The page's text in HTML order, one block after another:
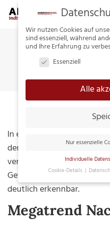
GRÜNES
ANLEGEN
Home Merkurist Grünes Geld
In einer Welt voller
der Nachhaltigkeit
verstärktes Umdenken
Gewinnstreben zu einem
deutlich erkennbar.
Megatrend
Wir nutzen Cookies auf
sind essenziell, während
und Ihre Erfahrung zu
Essenziell
Alle
Nur essenzielle
Individuelle
Cookie-Details
verwendeten
Einwilligung zu